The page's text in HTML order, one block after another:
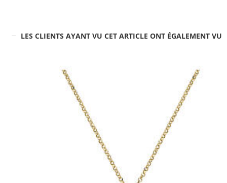
LES CLIENTS AYANT VU CET ARTICLE ONT ÉGALEMENT VU